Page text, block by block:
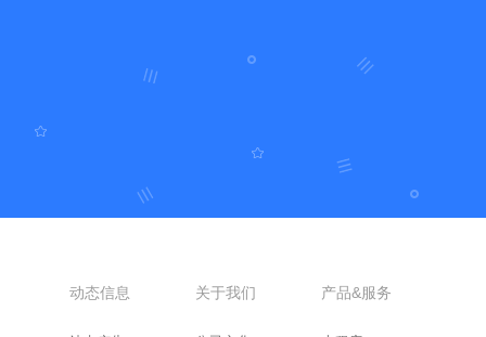
动态信息 关于我们 产品&服务